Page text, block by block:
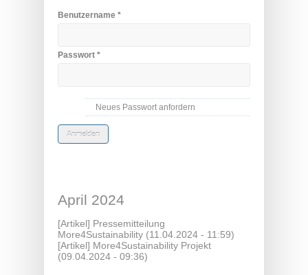
Benutzername *
Passwort *
Neues Passwort anfordern
April 2024
[Artikel] Pressemitteilung
More4Sustainability (11.04.2024 - 11:59)
[Artikel] More4Sustainability Projekt
(09.04.2024 - 09:36)